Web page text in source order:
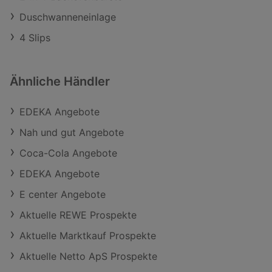
Duschwanneneinlage
4 Slips
Ähnliche Händler
EDEKA Angebote
Nah und gut Angebote
Coca-Cola Angebote
EDEKA Angebote
E center Angebote
Aktuelle REWE Prospekte
Aktuelle Marktkauf Prospekte
Aktuelle Netto ApS Prospekte